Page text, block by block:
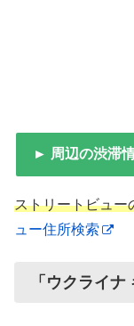
► 周辺の渋滞
ストリートビュー
ュー住所検索
「ウクライ